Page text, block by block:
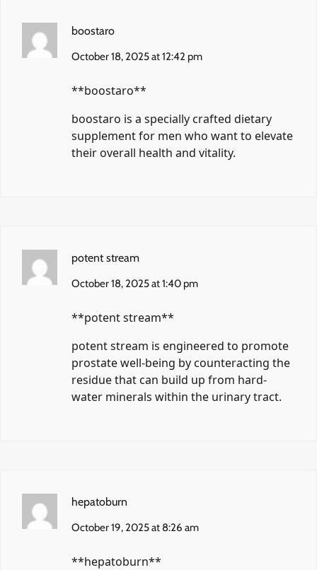
boostaro
October 18, 2025 at 12:42 pm
**boostaro**
boostaro is a specially crafted dietary
supplement for men who want to elevate
their overall health and vitality.
potent stream
October 18, 2025 at 1:40 pm
**potent stream**
potent stream is engineered to promote
prostate well-being by counteracting the
residue that can build up from hard-
water minerals within the urinary tract.
hepatoburn
October 19, 2025 at 8:26 am
** hepatoburn**